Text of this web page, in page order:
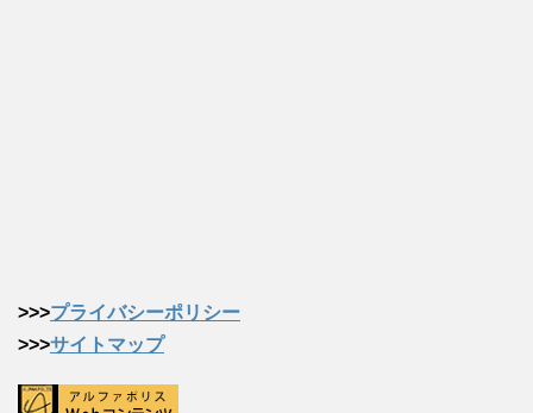
>>>プライバシーポリシー
>>>サイトマップ